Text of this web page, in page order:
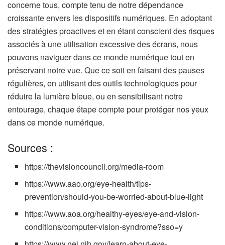
concerne tous, compte tenu de notre dépendance
croissante envers les dispositifs numériques. En adoptant
des stratégies proactives et en étant conscient des risques
associés à une utilisation excessive des écrans, nous
pouvons naviguer dans ce monde numérique tout en
préservant notre vue. Que ce soit en faisant des pauses
régulières, en utilisant des outils technologiques pour
réduire la lumière bleue, ou en sensibilisant notre
entourage, chaque étape compte pour protéger nos yeux
dans ce monde numérique.
Sources :
https://thevisioncouncil.org/media-room
https://www.aao.org/eye-health/tips-
prevention/should-you-be-worried-about-blue-light
https://www.aoa.org/healthy-eyes/eye-and-vision-
conditions/computer-vision-syndrome?sso=y